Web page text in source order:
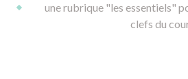
une rubrique "les essentiels"
clefs du